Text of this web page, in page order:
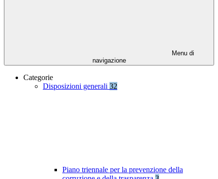
Menu di
navigazione
Categorie
Disposizioni generali 32
Piano triennale per la prevenzione della